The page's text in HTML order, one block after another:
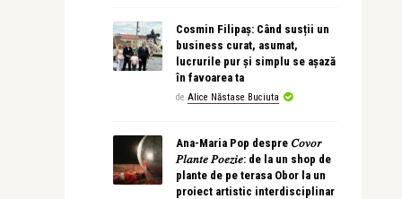
Cosmin Filipaș: Când susții un
business curat, asumat,
lucrurile pur și simplu se așază
în favoarea ta
de Alice Năstase Buciuta
Ana-Maria Pop despre 𝐶𝑜𝑣𝑜𝑟
𝑃𝑙𝑎𝑛𝑡𝑒 𝑃𝑜𝑒𝑧𝑖𝑒: de la un shop de
plante de pe terasa Obor la un
proiect artistic interdisciplinar